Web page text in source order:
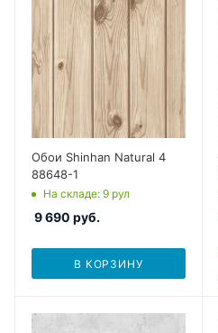
Обои Shinhan Natural 4
88648-1
На складе: 9 рул
9 690 руб.
В КОРЗИНУ